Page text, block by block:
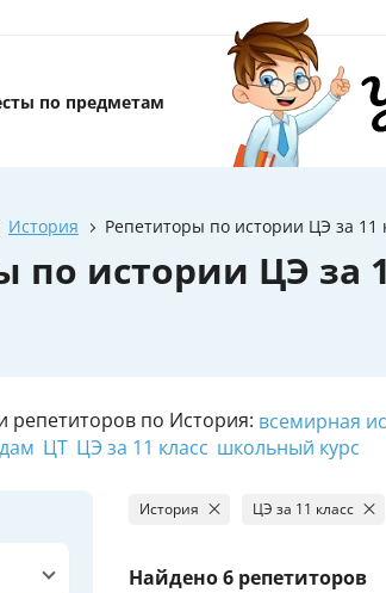
по предметам
История Репетиторы по истории ЦЭ за 11
по истории ЦЭ за
репетиторов по История: всемирная
ЦТ ЦЭ за 11 класс школьный курс
История ЦЭ за 11 класс
Найдено6 репетиторов